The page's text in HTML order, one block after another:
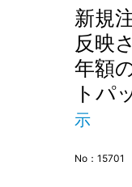
新規
反映
年額
トパ
示
No：15701